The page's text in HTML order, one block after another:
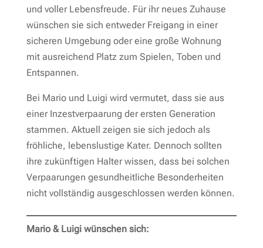
und voller Lebensfreude. Für ihr neues Zuhause
wünschen sie sich entweder Freigang in einer
sicheren Umgebung oder eine große Wohnung
mit ausreichend Platz zum Spielen, Toben und
Entspannen.
Bei Mario und Luigi wird vermutet, dass sie aus
einer Inzestverpaarung der ersten Generation
stammen. Aktuell zeigen sie sich jedoch als
fröhliche, lebenslustige Kater. Dennoch sollten
ihre zukünftigen Halter wissen, dass bei solchen
Verpaarungen gesundheitliche Besonderheiten
nicht vollständig ausgeschlossen werden können.
Mario & Luigi wünschen sich: